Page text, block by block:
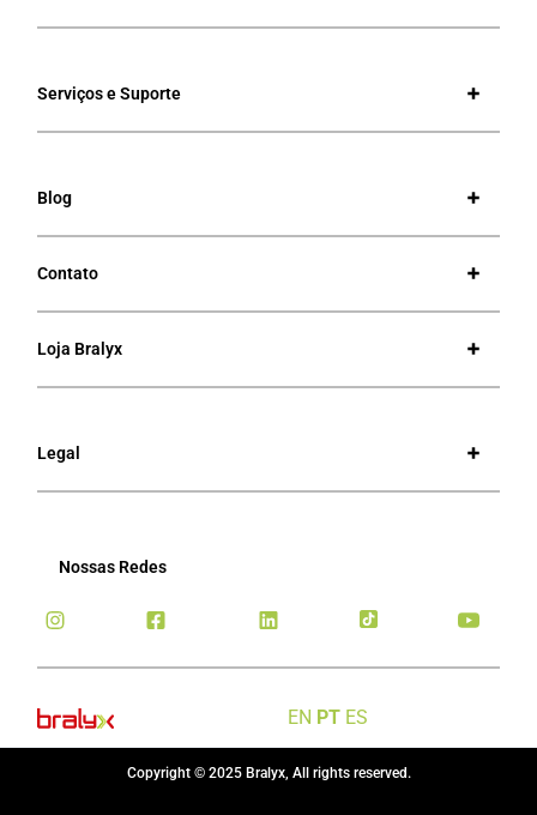
Serviços e Suporte
Blog
Contato
Loja Bralyx
Legal
Nossas Redes
EN PT ES
Copyright © 2025 Bralyx, All rights reserved.